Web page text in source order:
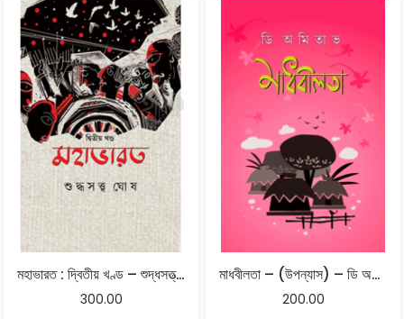
মহাভারত : দ্বিতীয় খণ্ড – শুদ্ধসত্ত্ব ঘোষ
300.00
মাধবীলতা – (উপন্যাস) – ডি অমিতাভ
200.00